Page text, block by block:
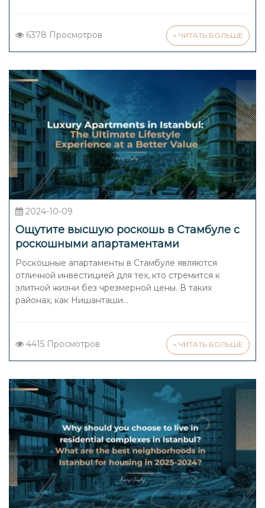
6378 Просмотров + ЧИТАТЬ БОЛЬШЕ
2024-10-09
Ощутите высшую роскошь в Стамбуле с
роскошными апартаментами
Роскошные апартаменты в Стамбуле являются
отличной инвестицией для тех, кто стремится к
элитной жизни без чрезмерной цены. В таких
районах, как Нишанташи...
4415 Просмотров + ЧИТАТЬ БОЛЬШЕ